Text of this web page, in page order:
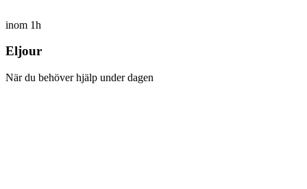
inom 1h
Eljour
När du behöver hjälp under dagen